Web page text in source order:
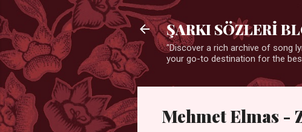
ŞARKI SÖZLERİ
"Discover a rich archive of song
your go-to destination for the
Mehmet Elmas -